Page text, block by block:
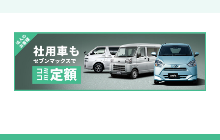
落書き
いたずら
バンパー
破損
※たすカッターをご利用頂く場合、免責金額が１回あたり5,000円
掛かります。